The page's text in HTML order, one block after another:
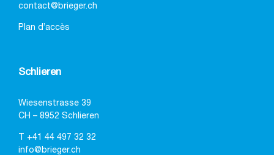
contact@brieger.ch
Plan d’accès
Schlieren
Wiesenstrasse 39
CH – 8952 Schlieren
+41 44 497 32 32
info@brieger.ch